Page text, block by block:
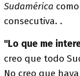
Sudamérica
consecutiva. .
"Lo que me
creo que todo
No creo que